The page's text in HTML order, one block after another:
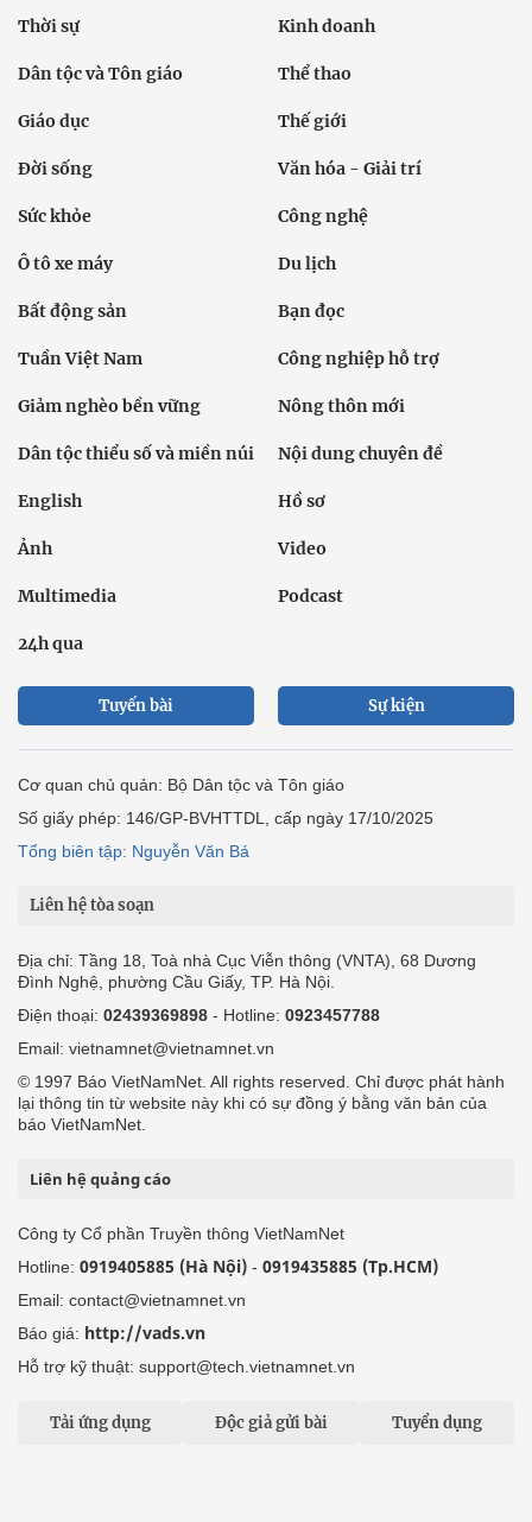
Thời sự Kinh doanh
Dân tộc và Tôn giáo Thể thao
Giáo dục Thế giới
Đời sống Văn hóa - Giải trí
Sức khỏe Công nghệ
Ô tô xe máy Du lịch
Bất động sản Bạn đọc
Tuần Việt Nam Công nghiệp hỗ trợ
Giảm nghèo bền vững Nông thôn mới
Dân tộc thiểu số và miền núi Nội dung chuyên đề
English Hồ sơ
Ảnh Video
Multimedia Podcast
24h qua
Tuyến bài Sự kiện
Cơ quan chủ quản: Bộ Dân tộc và Tôn giáo
Số giấy phép: 146/GP-BVHTTDL, cấp ngày 17/10/2025
Tổng biên tập: Nguyễn Văn Bá
Liên hệ tòa soạn
Địa chỉ: Tầng 18, Toà nhà Cục Viễn thông (VNTA), 68 Dương
Đình Nghệ, phường Cầu Giấy, TP. Hà Nội.
Điện thoại: 02439369898 - Hotline: 0923457788
Email: vietnamnet@vietnamnet.vn
© 1997 Báo VietNamNet. All rights reserved. Chỉ được phát hành
lại thông tin từ website này khi có sự đồng ý bằng văn bản của
báo VietNamNet.
Liên hệ quảng cáo
Công ty Cổ phần Truyền thông VietNamNet
Hotline: 0919405885 (Hà Nội) - 0919435885 (Tp.HCM)
Email: contact@vietnamnet.vn
Báo giá: http://vads.vn
Hỗ trợ kỹ thuật: support@tech.vietnamnet.vn
Tải ứng dụng Độc giả gửi bài Tuyển dụng